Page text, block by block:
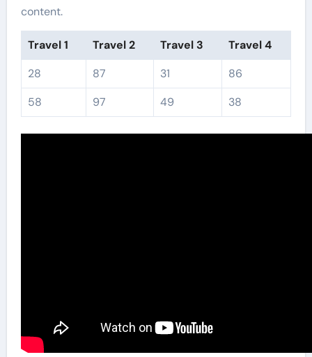
content.
Travel 1 Travel 2 Travel 3
Travel 4
28
87 31
86
58
97 49 38